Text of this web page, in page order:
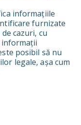
informațiile
furnizate
cazuri, cu
informații
posibil să nu
legale, așa cum